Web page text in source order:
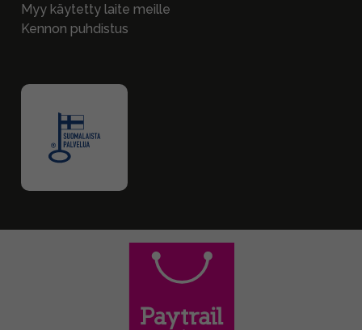
Myy käytetty laite meille
Kennon puhdistus